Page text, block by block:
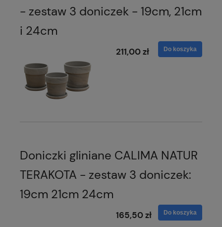
- zestaw 3 doniczek - 19cm, 21cm
i 24cm
211,00 zł Do koszyka
Doniczki gliniane CALIMA NATUR
TERAKOTA - zestaw 3 doniczek:
19cm 21cm 24cm
165,50 zł Do koszyka